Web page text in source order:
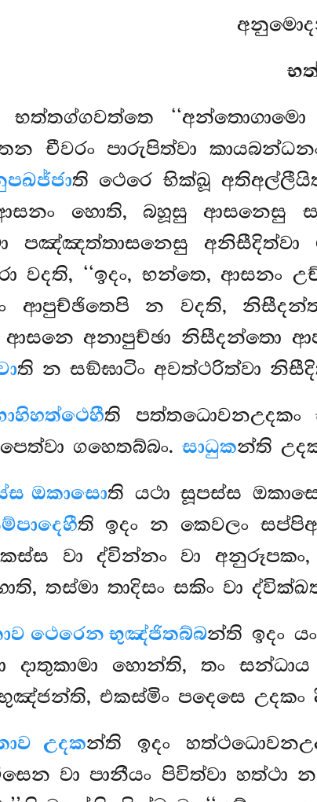
භත්තග්ගවත්තෙ
චීවරං පාරුපිත්වා
ති ථෙරෙ භික්ඛූ
හොති, බහූසු ආසනෙසු
පඤ්ඤත්තාසනෙසු අනිසීදිත්වා
වදති, ‘‘ඉදං, භන්තෙ, ආසනං
ආපුච්ඡිතෙපි න වදති,
ආසනෙ අනාපුච්ඡා නිසීදන්තො
ති න සඞ්ඝාටිං අවත්ථරිත්වා
හත්ථෙහීති පත්තධොවනඋදකං
ගහෙතබ්බං. සාධුකන්ති
ඔකාසොති යථා සූපස්ස
ති ඉදං න කෙවලං
වා ද්වින්නං වා අනුරූපකං,
තස්මා තාදිසං සකිං වා
ථෙරෙන භුඤ්ජිතබ්බන්ති ඉදං
දාතුකාමා හොන්ති, තං
එකස්මිං පදෙසෙ උදකං
උදකන්ති ඉදං
වා පානීයං පිවිත්වා